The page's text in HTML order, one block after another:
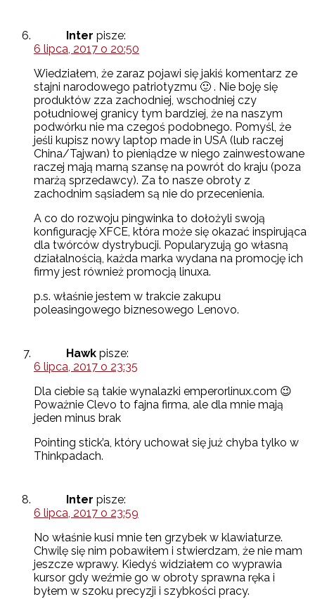
Inter pisze:
6 lipca, 2017 o 20:50
Wiedziałem, że zaraz pojawi się jakiś komentarz ze
stajni narodowego patriotyzmu 🙂 . Nie boję się
produktów zza zachodniej, wschodniej czy
południowej granicy tym bardziej, że na naszym
podwórku nie ma czegoś podobnego. Pomyśl, że
jeśli kupisz nowy laptop made in USA (lub raczej
China/Tajwan) to pieniądze w niego zainwestowane
raczej mają marną szansę na powrót do kraju (poza
marżą sprzedawcy). Za to nasze obroty z
zachodnim sąsiadem są nie do przecenienia.
A co do rozwoju pingwinka to dołożyli swoją
konfigurację XFCE, która może się okazać inspirująca
dla twórców dystrybucji. Popularyzują go własną
działalnością, każda marka wydana na promocję ich
firmy jest również promocją linuxa.
p.s. właśnie jestem w trakcie zakupu
poleasingowego biznesowego Lenovo.
Hawk pisze:
6 lipca, 2017 o 23:35
Dla ciebie są takie wynalazki emperorlinux.com 😉
Poważnie Clevo to fajna firma, ale dla mnie mają
jeden minus brak
Pointing stick’a, który uchował się już chyba tylko w
Thinkpadach.
Inter pisze:
6 lipca, 2017 o 23:59
No właśnie kusi mnie ten grzybek w klawiaturze.
Chwilę się nim pobawiłem i stwierdzam, że nie mam
jeszcze wprawy. Kiedyś widziałem co wyprawia
kursor gdy weźmie go w obroty sprawna ręka i
byłem w szoku precyzji i szybkości pracy.